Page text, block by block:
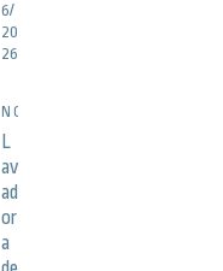
6/
20
26
NOTICIAS
L
av
ad
or
a